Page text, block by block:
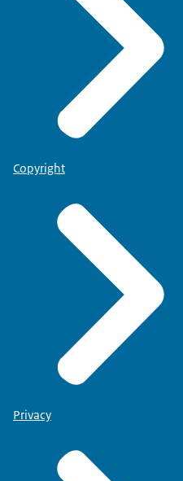
Copyright
Privacy